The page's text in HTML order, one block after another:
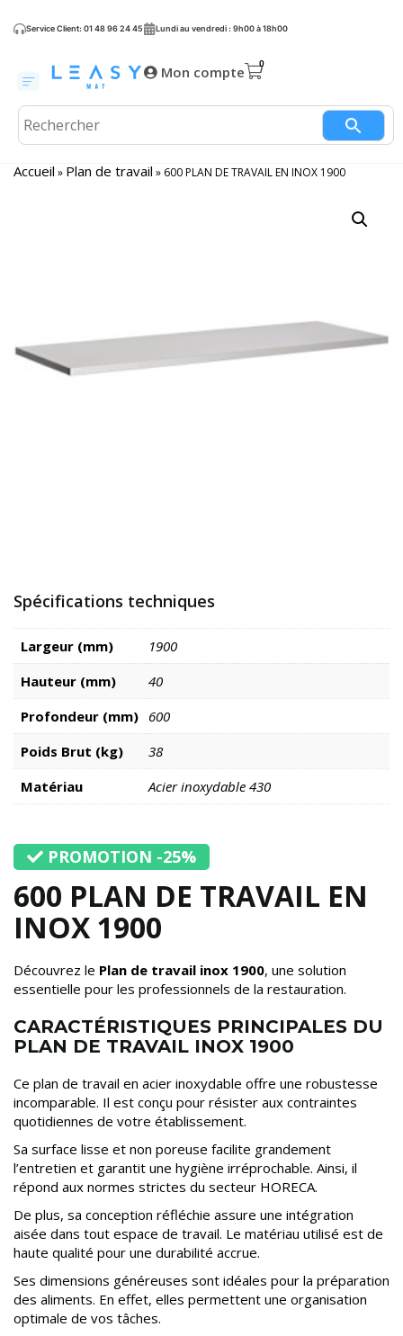
Service Client: 01 48 96 24 45 Lundi au vendredi : 9h00 à 18h00
Mon compte
Accueil » Plan de travail » 600 PLAN DE TRAVAIL EN INOX 1900
Spécifications techniques
Largeur (mm)
1900
Hauteur (mm)
40
Profondeur (mm) 600
Poids Brut (kg)
38
Matériau
Acier inoxydable 430
600 PLAN DE TRAVAIL EN
INOX 1900
Découvrez le Plan de travail inox 1900, une solution
essentielle pour les professionnels de la restauration.
CARACTÉRISTIQUES PRINCIPALES DU
PLAN DE TRAVAIL INOX 1900
Ce plan de travail en acier inoxydable offre une robustesse
incomparable. Il est conçu pour résister aux contraintes
quotidiennes de votre établissement.
Sa surface lisse et non poreuse facilite grandement
l’entretien et garantit une hygiène irréprochable. Ainsi, il
répond aux normes strictes du secteur HORECA.
De plus, sa conception réfléchie assure une intégration
aisée dans tout espace de travail. Le matériau utilisé est de
haute qualité pour une durabilité accrue.
Ses dimensions généreuses sont idéales pour la préparation
des aliments. En effet, elles permettent une organisation
optimale de vos tâches.
PROMOTION -25%